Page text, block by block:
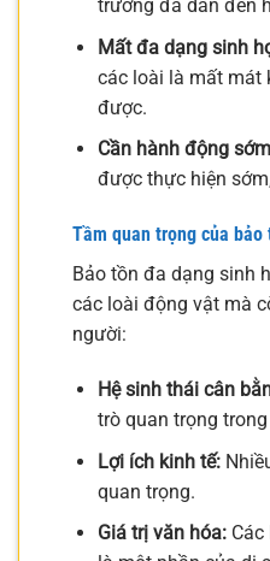
trường đã dẫn đến
Mất đa dạng sinh
các loài là mất mát
được.
Cần hành động
được thực hiện
Tầm quan trọng của
Bảo tồn đa dạng sinh
các loài động vật mà
người:
Hệ sinh thái cân
trò quan trọng
Lợi ích kinh tế:
quan trọng.
Giá trị văn hóa:Các